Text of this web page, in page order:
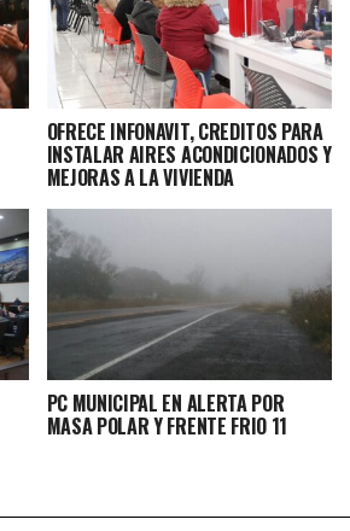
OFRECE INFONAVIT, CREDITOS PARA
INSTALAR AIRES ACONDICIONADOS Y
MEJORAS A LA VIVIENDA
PC MUNICIPAL EN ALERTA POR
MASA POLAR Y FRENTE FRIO 11